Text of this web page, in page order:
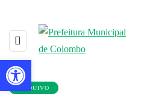
ARQUIVO
Barra de Ferramentas Aberta